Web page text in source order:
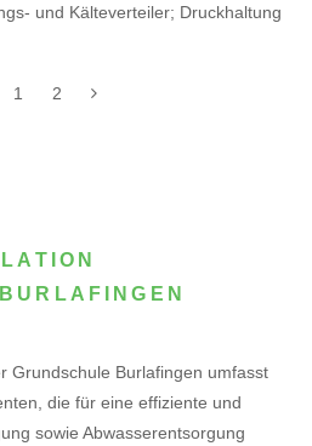
und Kälteverteiler; Druckhaltung
1 2
Grundschule Burlafingen umfasst
die für eine effiziente und
sowie Abwasserentsorgung